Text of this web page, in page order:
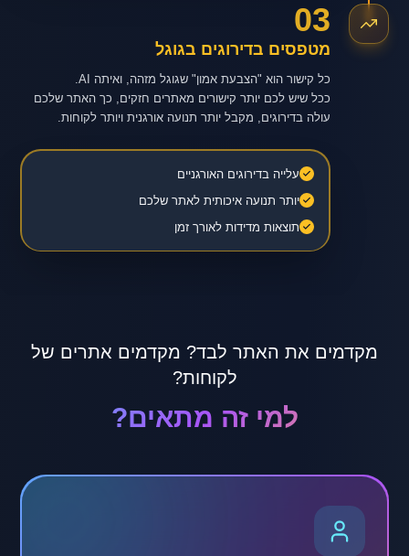
03
מטפסים בדירוגים בגוגל
ככל שיש לכם יותר קישורים מאתרים חזקים, כך האתר שלכם
עולה בדירוגים, מקבל יותר תנועה אורגנית ויותר לקוחות.
עלייה בדירוגים האורגניים
יותר תנועה איכותית לאתר שלכם
תוצאות מדידות לאורך זמן
מקדמים את האתר לבד? מקדמים אתרים של
לקוחות?
למי זה מתאים?